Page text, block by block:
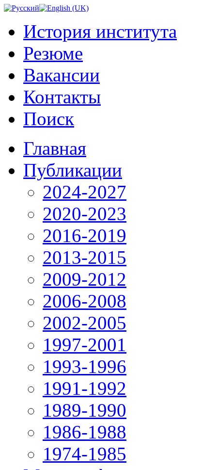
История института
Резюме
Вакансии
Контакты
Поиск
Главная
Публикации
2024-2027
2020-2023
2016-2019
2013-2015
2009-2012
2006-2008
2002-2005
1997-2001
1993-1996
1991-1992
1989-1990
1986-1988
1974-1985